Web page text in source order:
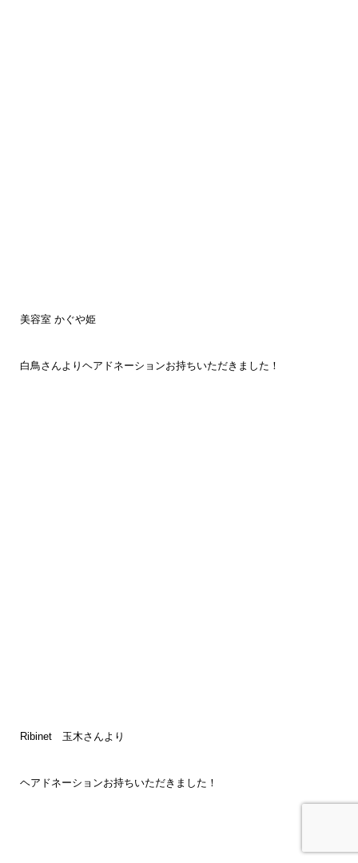
美容室 かぐや姫
白鳥さんよりヘアドネーションお持ちいただきました！
Ribinet 玉木さんより
ヘアドネーションお持ちいただきました！